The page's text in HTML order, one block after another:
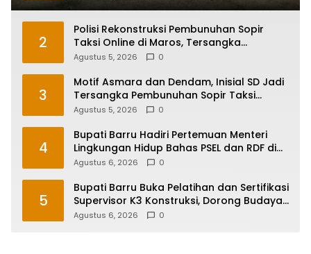
2
Polisi Rekonstruksi Pembunuhan Sopir
Taksi Online di Maros, Tersangka
Peragakan 24 Adegan
Agustus 5, 2026 0
3
Motif Asmara dan Dendam, Inisial SD Jadi
Tersangka Pembunuhan Sopir Taksi
Online di Maros
Agustus 5, 2026 0
4
Bupati Barru Hadiri Pertemuan Menteri
Lingkungan Hidup Bahas PSEL dan RDF di
Sulsel
Agustus 6, 2026 0
5
Bupati Barru Buka Pelatihan dan Sertifikasi
Supervisor K3 Konstruksi, Dorong Budaya
Zero Accident
Agustus 6, 2026 0